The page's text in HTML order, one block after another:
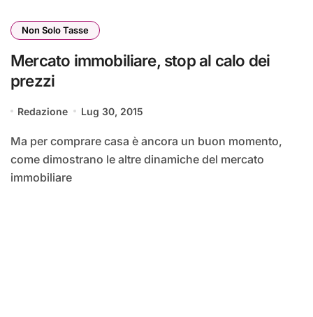
Non Solo Tasse
Mercato immobiliare, stop al calo dei
prezzi
Redazione Lug 30, 2015
Ma per comprare casa è ancora un buon momento,
come dimostrano le altre dinamiche del mercato
immobiliare